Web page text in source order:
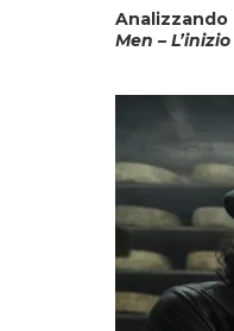
Men – L’inizio